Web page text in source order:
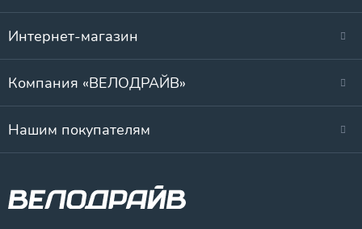
Интернет-магазин
Компания «ВЕЛОДРАЙВ»
Нашим покупателям